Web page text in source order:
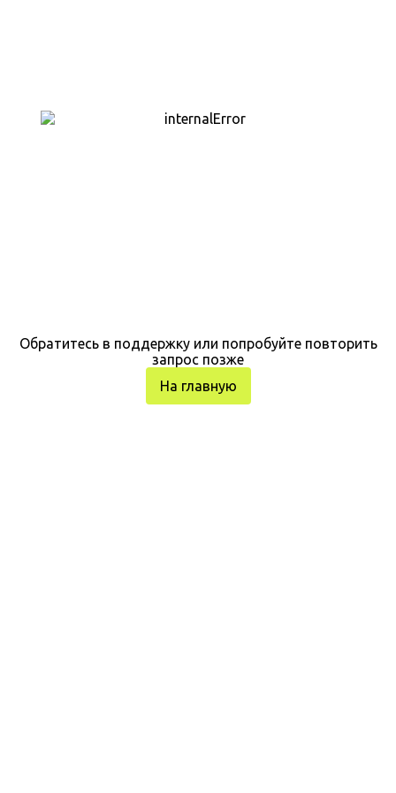
Обратитесь в поддержку или попробуйте повторить
запрос позже
На главную